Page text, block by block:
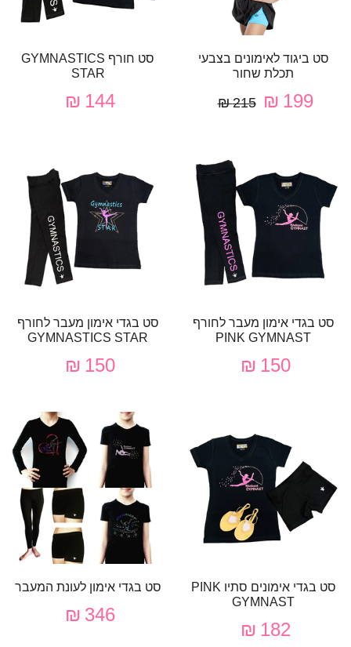
סט ביגוד לאימונים בצבעי
תכלת שחור
199 ₪
215 ₪
סט חורף GYMNASTICS
STAR
144 ₪
סט בגדי אימון מעבר לחורף
PINK GYMNAST
150 ₪
סט בגדי אימון מעבר לחורף
GYMNASTICS STAR
150 ₪
סט בגדי אימונים סתיו PINK
GYMNAST
182 ₪
סט בגדי אימון לעונת המעבר
346 ₪